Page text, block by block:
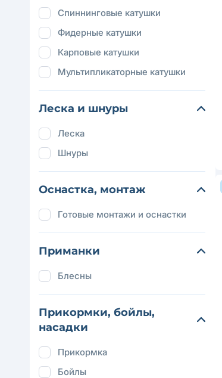
Спиннинговые катушки
Фидерные катушки
Карповые катушки
Мультипликаторные катушки
Леска и шнуры
Леска
Шнуры
Оснастка, монтаж
Готовые монтажи и оснастки
Приманки
Блесны
Прикормки, бойлы,
насадки
Прикормка
Бойлы